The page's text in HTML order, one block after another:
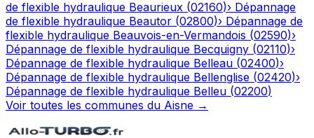
de flexible hydraulique Beaurieux (02160)› Dépannage
de flexible hydraulique Beautor (02800)› Dépannage de
flexible hydraulique Beauvois-en-Vermandois (02590)›
Dépannage de flexible hydraulique Becquigny (02110)›
Dépannage de flexible hydraulique Belleau (02400)›
Dépannage de flexible hydraulique Bellenglise (02420)›
Dépannage de flexible hydraulique Belleu (02200)
Voir toutes les communes du Aisne →